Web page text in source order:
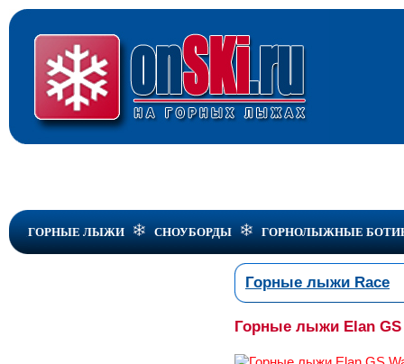
ГОРНЫЕ ЛЫЖИ СНОУБОРДЫ ГОРНОЛЫЖНЫЕ
Горные лыжи Race
Горные лыжи Elan GS